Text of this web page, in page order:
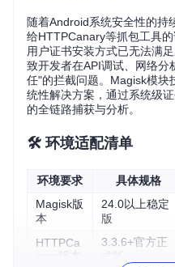
随着Android系统安全性的持
给HTTPCanary等抓包工具
用户证书安装方式已无法满
致开发者在API调试、网络分
任"的拦截问题。Magisk模块
统性解决方案，通过系统级
的全链路捕获与分析。
🛠️ 环境适配清单
环境要求 具体规格
Magisk版
本
24.0以上稳定
版
HTTPCa
nary版本
3.3.6+官方正